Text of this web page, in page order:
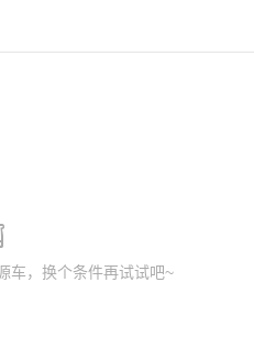
车，换个条件再试试吧~